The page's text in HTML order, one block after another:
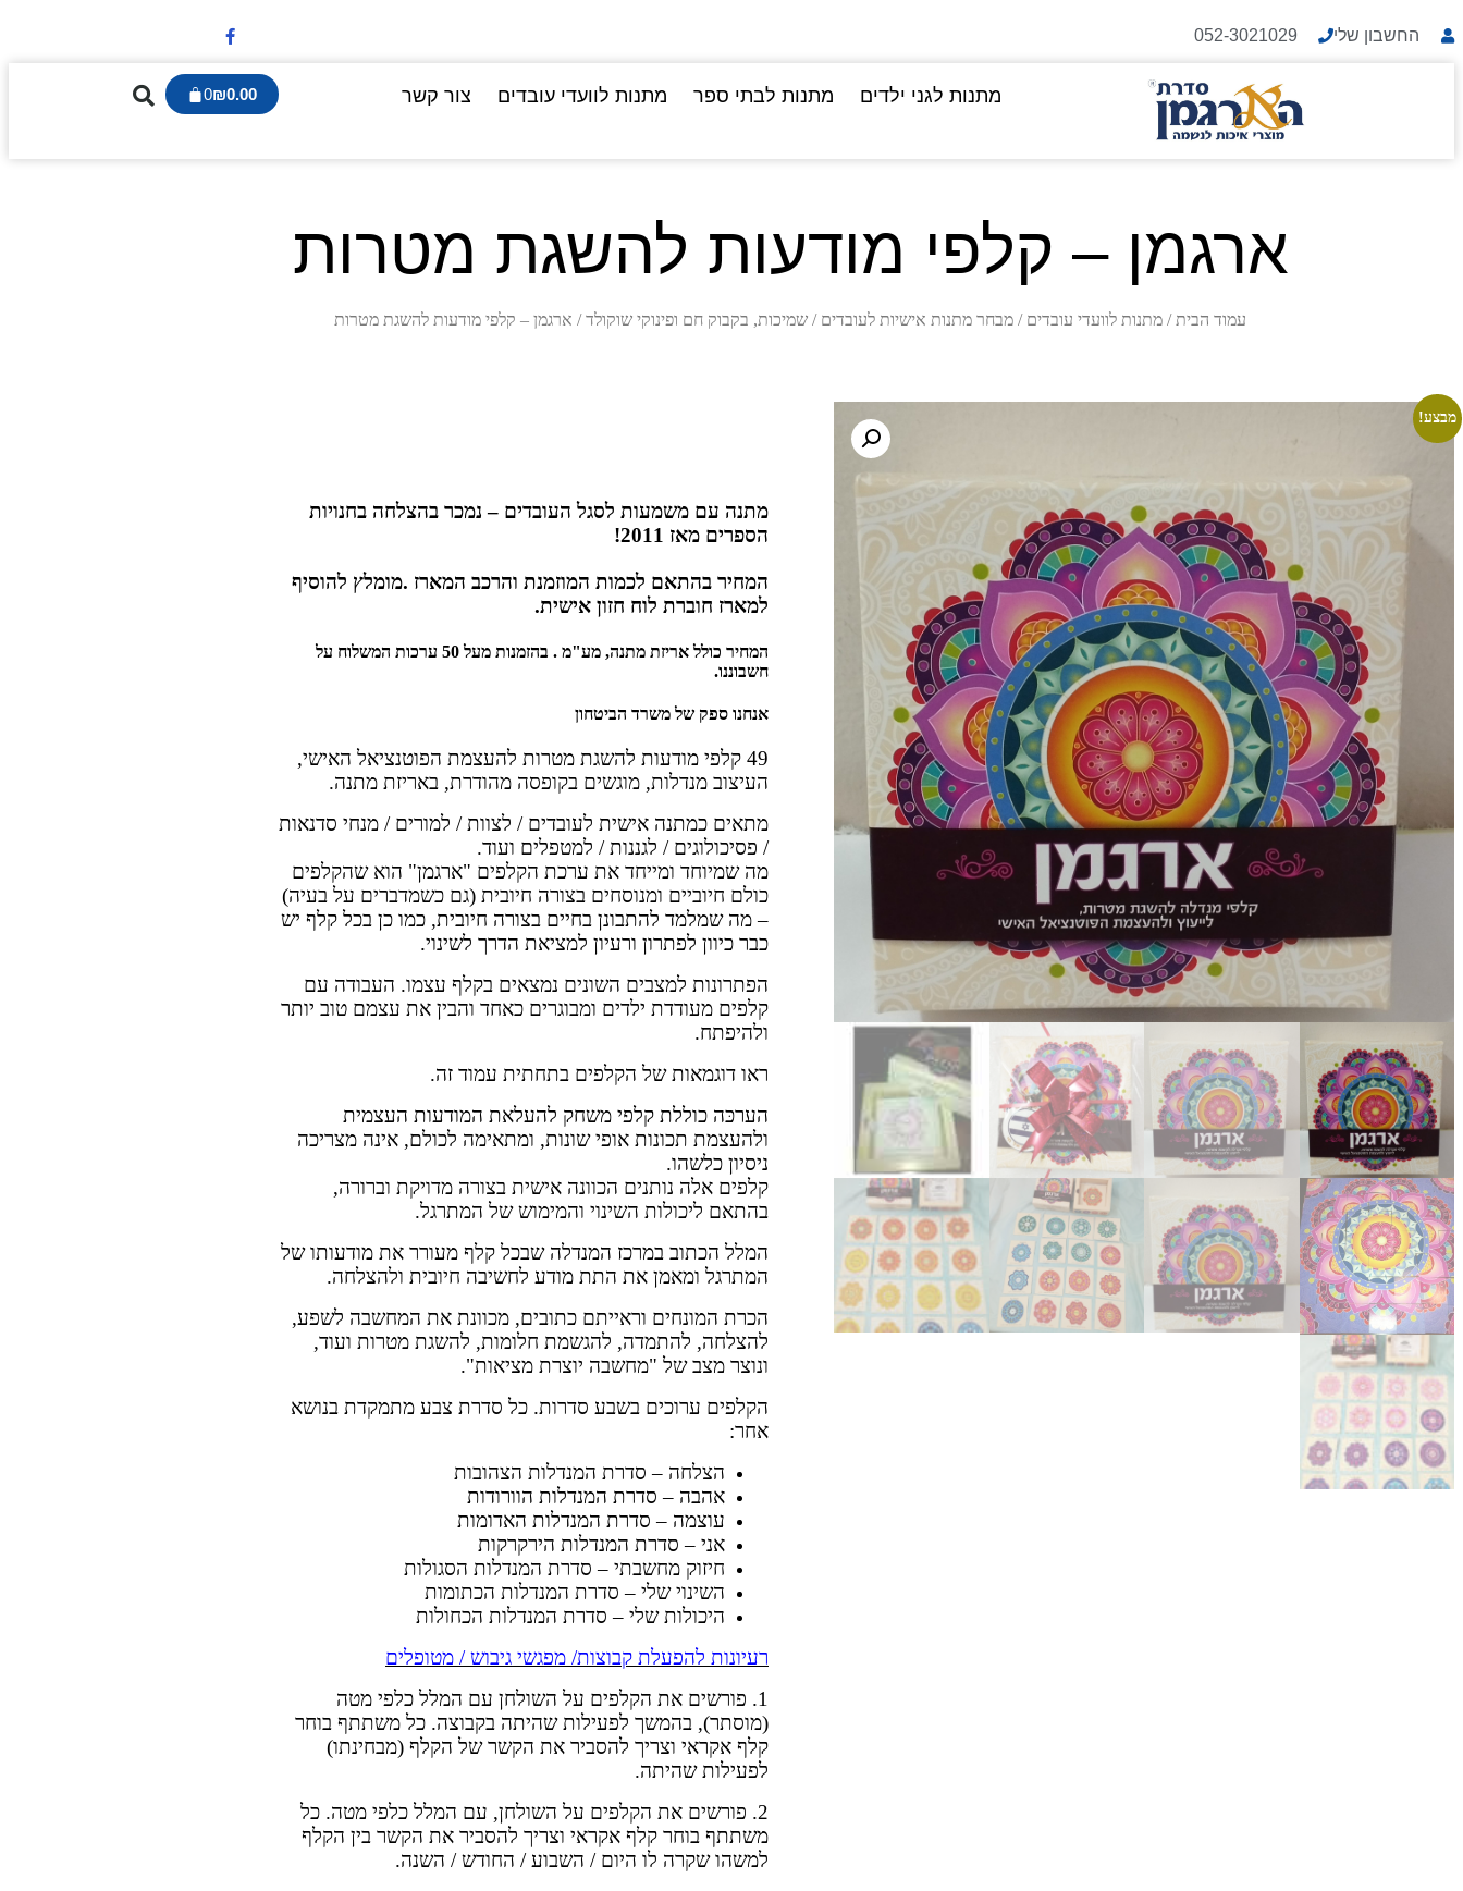
החשבון שלי 052-3021029
מתנות לגני ילדים מתנות לבתי ספר מתנות לוועדי עובדים צור קשר ₪0.00
0
ארגמן – קלפי מודעות להשגת מטרות
עמוד הבית / מתנות לוועדי עובדים / מבחר מתנות אישיות לעובדים / שמיכות, בקבוק חם ופינוקי שוקולד/ ארגמן – קלפי מודעות להשגת מטרות
מבצע!
מתנה עם משמעות לסגל העובדים – נמכר בהצלחה בחנויות
הספרים מאז 2011!
המחיר בהתאם לכמות המוזמנת והרכב המארז .מומלץ להוסיף
למארז חוברת לוח חזון אישית.
המחיר כולל אריזת מתנה, מע"מ . בהזמנות מעל 50 ערכות המשלוח על
חשבוננו.
אנחנו ספק של משרד הביטחון
49 קלפי מודעות להשגת מטרות להעצמת הפוטנציאל האישי,
העיצוב מנדלות, מוגשים בקופסה מהודרת, באריזת מתנה.
מתאים כמתנה אישית לעובדים / לצוות / למורים / מנחי סדנאות
/ פסיכולוגים / לגננות / למטפלים ועוד.
מה שמיוחד ומייחד את ערכת הקלפים "ארגמן" הוא שהקלפים
כולם חיוביים ומנוסחים בצורה חיובית (גם כשמדברים על בעיה)
– מה שמלמד להתבונן בחיים בצורה חיובית, כמו כן בכל קלף יש
כבר כיוון לפתרון ורעיון למציאת הדרך לשינוי.
הפתרונות למצבים השונים נמצאים בקלף עצמו. העבודה עם
קלפים מעודדת ילדים ומבוגרים כאחד והבין את עצמם טוב יותר
ולהיפתח.
ראו דוגמאות של הקלפים בתחתית עמוד זה.
הערכּה כוללת קלפי משחק להעלאת המודעות העצמית
ולהעצמת תכונות אופי שונות, ומתאימה לכולם, אינה מצריכה
ניסיון כלשהו.
קלפים אלה נותנים הכוונה אישית בצורה מדויקת וברורה,
בהתאם ליכולות השינוי והמימוש של המתרגל.
המלל הכתוב במרכז המנדלה שבכל קלף מעורר את מודעותו של
המתרגל ומאמן את התת מודע לחשיבה חיובית ולהצלחה.
הכרת המונחים וראייתם כתובים, מכוונת את המחשבה לשפע,
להצלחה, להתמדה, להגשמת חלומות, להשגת מטרות ועוד,
ונוצר מצב של "מחשבה יוצרת מציאות".
הקלפים ערוכים בשבע סדרות. כל סדרת צבע מתמקדת בנושא
אחר:
הצלחה – סדרת המנדלות הצהובות
אהבה – סדרת המנדלות הוורודות
עוצמה – סדרת המנדלות האדומות
אני – סדרת המנדלות הירקרקות
חיזוק מחשבתי – סדרת המנדלות הסגולות
השינוי שלי – סדרת המנדלות הכתומות
היכולות שלי – סדרת המנדלות הכחולות
רעיונות להפעלת קבוצות/ מפגשי גיבוש / מטופלים
1. פורשים את הקלפים על השולחן עם המלל כלפי מטה
(מוסתר), בהמשך לפעילות שהיתה בקבוצה. כל משתתף בוחר
קלף אקראי וצריך להסביר את הקשר של הקלף (מבחינתו)
לפעילות שהיתה.
2. פורשים את הקלפים על השולחן, עם המלל כלפי מטה. כל
משתתף בוחר קלף אקראי וצריך להסביר את הקשר בין הקלף
למשהו שקרה לו היום / השבוע / החודש / השנה.